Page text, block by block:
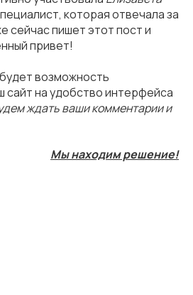
которая отвечала за
сейчас пишет этот пост и
привет!
возможность
сайт на удобство интерфейса
ждать ваши комментарии и
Мы находим решение!